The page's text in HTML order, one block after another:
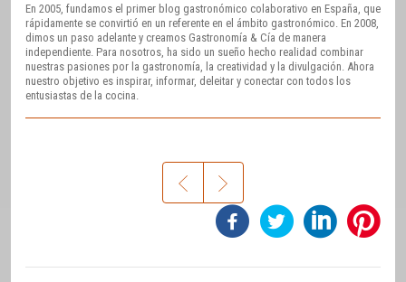
En 2005, fundamos el primer blog gastronómico colaborativo en España, que
rápidamente se convirtió en un referente en el ámbito gastronómico. En 2008,
dimos un paso adelante y creamos Gastronomía & Cía de manera
independiente. Para nosotros, ha sido un sueño hecho realidad combinar
nuestras pasiones por la gastronomía, la creatividad y la divulgación. Ahora
nuestro objetivo es inspirar, informar, deleitar y conectar con todos los
entusiastas de la cocina.